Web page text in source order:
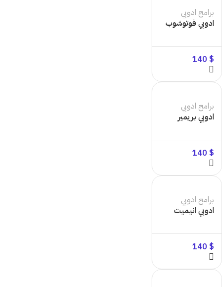
برامج ادوبي
ادوبي فوتوشوب
140 $
برامج ادوبي
ادوبي بريمير
140 $
برامج ادوبي
ادوبي انيميت
140 $